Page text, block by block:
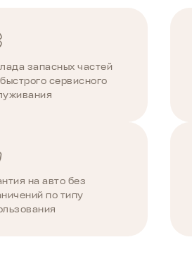
запасных частей
сервисного
на авто без
по типу